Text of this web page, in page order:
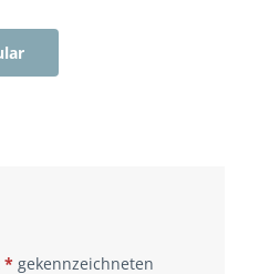
* gekennzeichneten